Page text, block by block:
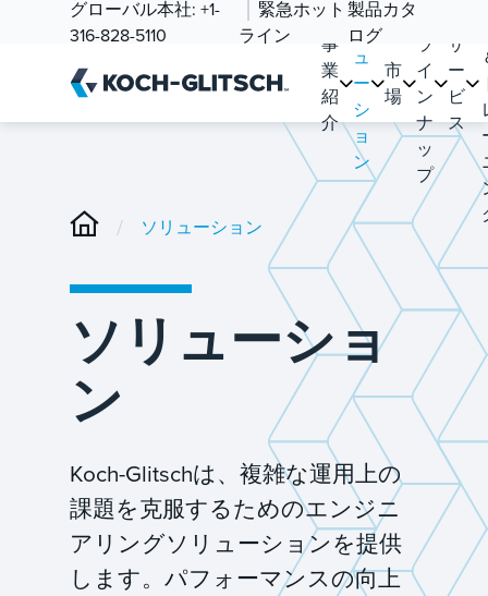
グローバル本社: +1-
316-828-5110
緊急ホット
ライン
製品カタ
ログ
事
業
紹
介
リ
ュ
ー
シ
ョ
ン
市
場
ラ
イ
ン
ナ
ッ
プ
サ
ー
ビ
ス
/ ソリューション
ソリューショ
ン
Koch-Glitschは、複雑な運用上の
課題を克服するためのエンジニ
アリングソリューションを提供
します。パフォーマンスの向上